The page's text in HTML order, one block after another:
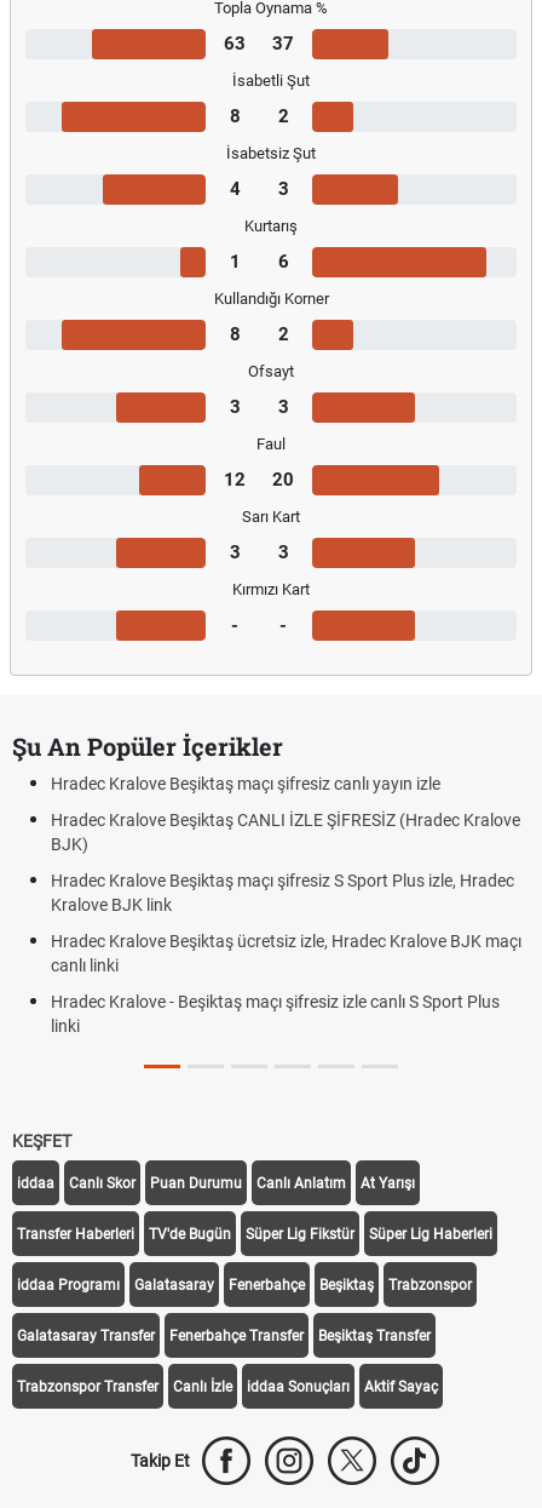
Topla Oynama %
63 37
İsabetli Şut
8 2
İsabetsiz Şut
4 3
Kurtarış
1 6
Kullandığı Korner
8 2
Ofsayt
3 3
Faul
12 20
Sarı Kart
3 3
Kırmızı Kart
- -
Şu An Popüler İçerikler
Hradec Kralove Beşiktaş maçı şifresiz canlı yayın izle
Hradec Kralove Beşiktaş CANLI İZLE ŞİFRESİZ (Hradec Kralove
BJK)
Hradec Kralove Beşiktaş maçı şifresiz S Sport Plus izle, Hradec
Kralove BJK link
Hradec Kralove Beşiktaş ücretsiz izle, Hradec Kralove BJK maçı
canlı linki
Hradec Kralove - Beşiktaş maçı şifresiz izle canlı S Sport Plus
linki
KEŞFET
iddaa Canlı Skor Puan Durumu Canlı Anlatım At Yarışı
Transfer Haberleri TV'de Bugün Süper Lig Fikstür Süper Lig Haberleri
iddaa Programı Galatasaray Fenerbahçe Beşiktaş Trabzonspor
Galatasaray Transfer Fenerbahçe Transfer Beşiktaş Transfer
Trabzonspor Transfer Canlı İzle iddaa Sonuçları Aktif Sayaç
Takip Et